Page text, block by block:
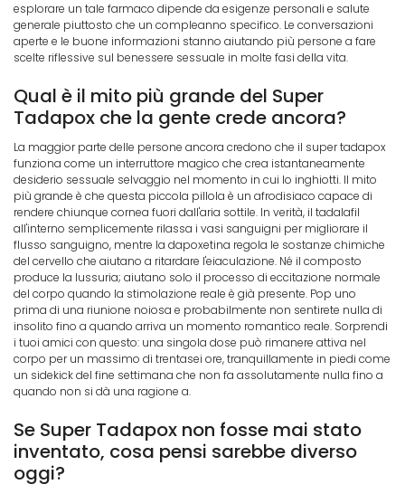
esplorare un tale farmaco dipende da esigenze personali e salute
generale piuttosto che un compleanno specifico. Le conversazioni
aperte e le buone informazioni stanno aiutando più persone a fare
scelte riflessive sul benessere sessuale in molte fasi della vita.
Qual è il mito più grande del Super
Tadapox che la gente crede ancora?
La maggior parte delle persone ancora credono che il super tadapox
funziona come un interruttore magico che crea istantaneamente
desiderio sessuale selvaggio nel momento in cui lo inghiotti. Il mito
più grande è che questa piccola pillola è un afrodisiaco capace di
rendere chiunque cornea fuori dall'aria sottile. In verità, il tadalafil
all'interno semplicemente rilassa i vasi sanguigni per migliorare il
flusso sanguigno, mentre la dapoxetina regola le sostanze chimiche
del cervello che aiutano a ritardare l'eiaculazione. Né il composto
produce la lussuria; aiutano solo il processo di eccitazione normale
del corpo quando la stimolazione reale è già presente. Pop uno
prima di una riunione noiosa e probabilmente non sentirete nulla di
insolito fino a quando arriva un momento romantico reale. Sorprendi
i tuoi amici con questo: una singola dose può rimanere attiva nel
corpo per un massimo di trentasei ore, tranquillamente in piedi come
un sidekick del fine settimana che non fa assolutamente nulla fino a
quando non si dà una ragione a.
Se Super Tadapox non fosse mai stato
inventato, cosa pensi sarebbe diverso
oggi?